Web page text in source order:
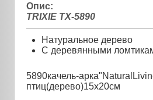
Опис:
TRIXIE TX-5890
Натуральное дерево
С деревянными
5890качель-
птиц(дерево)15х20см